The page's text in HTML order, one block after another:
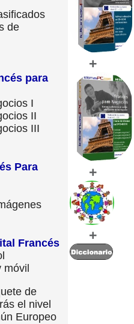
de
para
I
II
III
Para
Francés
de
el nivel
Europeo
+
+
+